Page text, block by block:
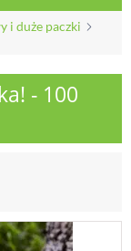
i duże paczki
- 100